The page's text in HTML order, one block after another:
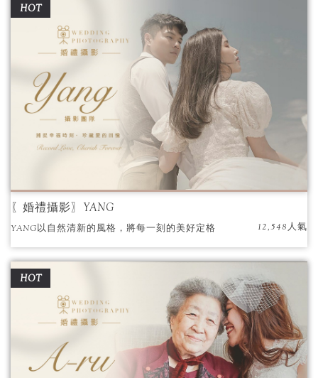
HOT
〖婚禮攝影〗YANG
YANG以自然清新的風格，將每一刻的美好定格
12,548人氣
HOT